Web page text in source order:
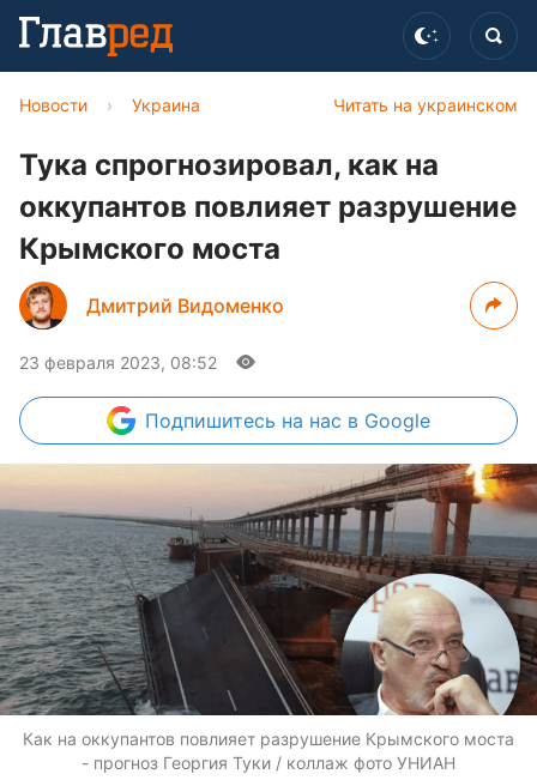
Читать на украинском
Новости › Украина
Тука спрогнозировал, как на
оккупантов повлияет разрушение
Крымского моста
Дмитрий Видоменко
23 февраля 2023, 08:52
Подпишитесь на нас в Google
Как на оккупантов повлияет разрушение Крымского моста
- прогноз Георгия Туки / коллаж фото УНИАН